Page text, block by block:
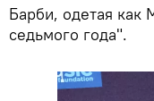
Барби, одетая
седьмого года".